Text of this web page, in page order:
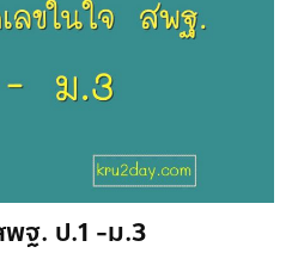
พฐ. ป.1 -ม.3